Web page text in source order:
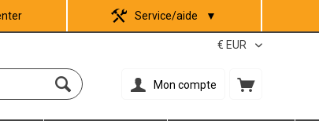
Service/aide ▼
Mon compte